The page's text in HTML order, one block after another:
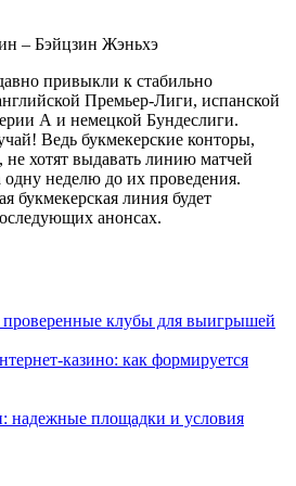
– Бэйцзин Жэньхэ
привыкли к стабильно
Премьер-Лиги, испанской
А и немецкой Бундеслиги.
Ведь букмекерские конторы,
хотят выдавать линию матчей
одну неделю до их проведения.
букмекерская линия будет
анонсах.
проверенные клубы для выигрышей
казино: как формируется
надежные площадки и условия